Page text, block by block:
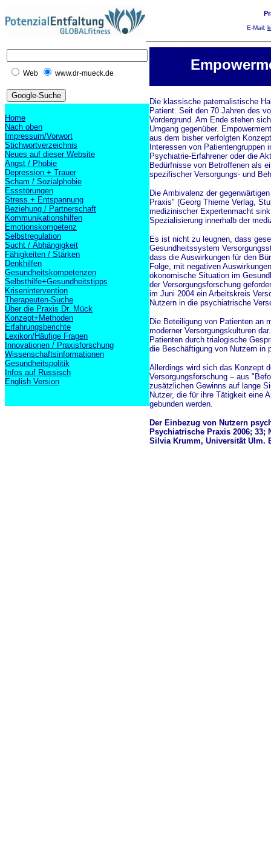
E-Mail:
Web www.dr-mueck.de
Home
Nach oben
Impressum/Vorwort
Stichwortverzeichnis
Neues auf dieser Website
Angst / Phobie
Depression + Trauer
Scham / Sozialphobie
Essstörungen
Stress + Entspannung
Beziehung / Partnerschaft
Kommunikationshilfen
Emotionskompetenz
Selbstregulation
Sucht / Abhängigkeit
Fähigkeiten / Stärken
Denkhilfen
Gesundheitskompetenzen
Selbsthilfe+Gesundheitstipps
Krisenintervention
Therapeuten-Suche
Über die Praxis Dr. Mück
Konzept+Methoden
Erfahrungsberichte
Lexikon/Häufige Fragen
Innovationen / Praxisforschung
Wissenschaftsinformationen
Gesundheitspolitik
Infos auf Russisch
English Version
Die klassische paternalistische
Patient. Seit den 70 Jahren des
Vordergrund. Am Ende stehen
Umgang gegenüber.
aus dem bisher verfolgten
Interessen von
Psychiatrie-Erfahrener oder die
Bedürfnisse von Betroffenen als
spezifischer Versorgungs- und
Die Ambivalenz der
Praxis" (Georg Thieme Verlag,
medizinischer Expertenmacht
Spezialisierung innerhalb der
Es ist nicht zu leugnen, dass
Gesundheitssystem
dass die Auswirkungen für den
Folge, mit negativen
ökonomische Situation im
der Versorgungsforschung
im Juni 2004 ein Arbeitskreis
Nutzern in die psychiatrische
Die Beteiligung von Patienten an
moderner Versorgungskulturen
Patienten durch trialogische
die Beschäftigung von Nutzern in
Allerdings wird sich das Konzept
Versorgungsforschung – aus
zusätzlichen Gewinns auf lange
Nutzer, die für ihre Tätigkeit eine
gebunden werden.
Der Einbezug von Nutzern
Psychiatrische Praxis 2006; 33;
Silvia Krumm, Universität Ulm.